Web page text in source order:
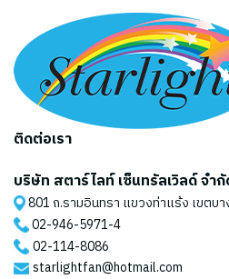
ติดต่อเรา
บริษัท สตาร์ไลท์ เซ็นทรัลเวิลด์ จำ
801 ถ.รามอินทรา แขวงท่าแร้ง เขตบ
02-946-5971-4
02-114-8086
starlightfan@hotmail.com